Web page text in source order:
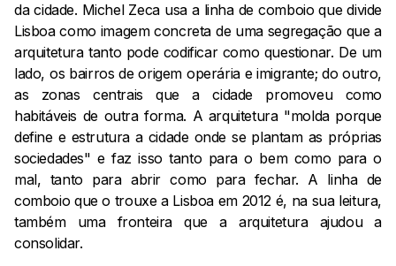
da cidade. Michel Zeca usa a linha de comboio que divide
Lisboa como imagem concreta de uma segregação que a
arquitetura tanto pode codificar como questionar. De um
lado, os bairros de origem operária e imigrante; do outro,
as zonas centrais que a cidade promoveu como
habitáveis de outra forma. A arquitetura "molda porque
define e estrutura a cidade onde se plantam as próprias
sociedades" e faz isso tanto para o bem como para o
mal, tanto para abrir como para fechar. A linha de
comboio que o trouxe a Lisboa em 2012 é, na sua leitura,
também uma fronteira que a arquitetura ajudou a
consolidar.